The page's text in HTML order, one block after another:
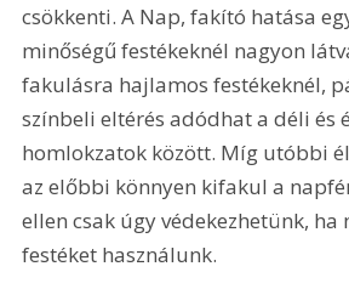
csökkenti. A Nap, fakító hatása
minőségű festékeknél nagyon
fakulásra hajlamos festékeknél,
színbeli eltérés adódhat a déli és
homlokzatok között. Míg utóbbi
az előbbi könnyen kifakul a
ellen csak úgy védekezhetünk, ha
festéket használunk.